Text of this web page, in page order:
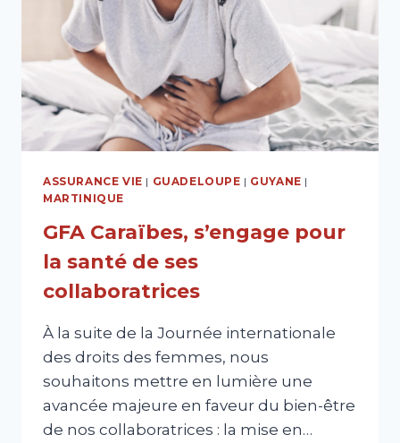
ASSURANCE VIE | GUADELOUPE | GUYANE |
MARTINIQUE
GFA Caraïbes, s’engage pour
la santé de ses
collaboratrices
À la suite de la Journée internationale
des droits des femmes, nous
souhaitons mettre en lumière une
avancée majeure en faveur du bien-être
de nos collaboratrices : la mise en…